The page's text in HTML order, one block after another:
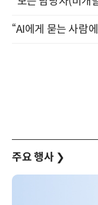
주요 행사 ❯